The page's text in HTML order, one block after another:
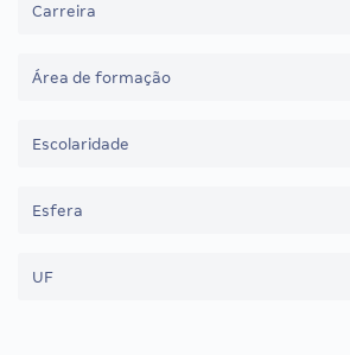
Carreira
Área de formação
Escolaridade
Esfera
UF